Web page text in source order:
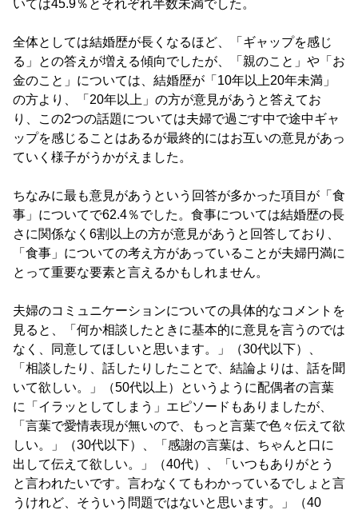
いては45.9％とそれぞれ半数未満でした。
全体としては結婚歴が長くなるほど、「ギャップを感じ
る」との答えが増える傾向でしたが、「親のこと」や「お
金のこと」については、結婚歴が「10年以上20年未満」
の方より、「20年以上」の方が意見があうと答えてお
り、この2つの話題については夫婦で過ごす中で途中ギャ
ップを感じることはあるが最終的にはお互いの意見があっ
ていく様子がうかがえました。
ちなみに最も意見があうという回答が多かった項目が「食
事」についてで62.4％でした。食事については結婚歴の長
さに関係なく6割以上の方が意見があうと回答しており、
「食事」についての考え方があっていることが夫婦円満に
とって重要な要素と言えるかもしれません。
夫婦のコミュニケーションについての具体的なコメントを
見ると、「何か相談したときに基本的に意見を言うのでは
なく、同意してほしいと思います。」（30代以下）、
「相談したり、話したりしたことで、結論よりは、話を聞
いて欲しい。」（50代以上）というように配偶者の言葉
に「イラッとしてしまう」エピソードもありましたが、
「言葉で愛情表現が無いので、もっと言葉で色々伝えて欲
しい。」（30代以下）、「感謝の言葉は、ちゃんと口に
出して伝えて欲しい。」（40代）、「いつもありがとう
と言われたいです。言わなくてもわかっているでしょと言
うけれど、そういう問題ではないと思います。」（40